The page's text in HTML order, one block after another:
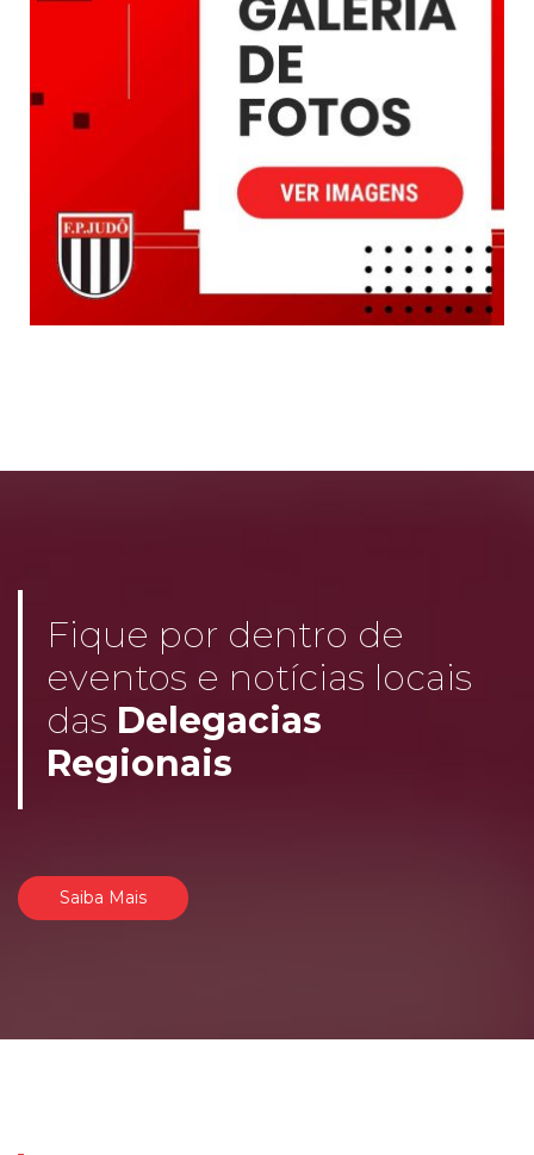
Fique por dentro de
eventos e notícias locais
das Delegacias
Regionais
Saiba Mais